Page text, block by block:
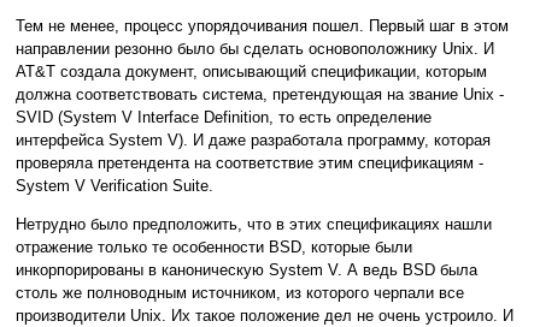
Тем не менее, процесс упорядочивания пошел. Первый шаг в этом
направлении резонно было бы сделать основоположнику Unix. И
AT&T создала документ, описывающий спецификации, которым
должна соответствовать система, претендующая на звание Unix -
SVID (System V Interface Definition, то есть определение
интерфейса System V). И даже разработала программу, которая
проверяла претендента на соответствие этим спецификациям -
System V Verification Suite.
Нетрудно было предположить, что в этих спецификациях нашли
отражение только те особенности BSD, которые были
инкорпорированы в каноническую System V. А ведь BSD была
столь же полноводным источником, из которого черпали все
производители Unix. Их такое положение дел не очень устроило. И